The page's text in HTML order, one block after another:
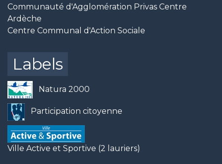
Communauté d'Agglomération Privas Centre
Ardèche
Centre Communal d'Action Sociale
Labels
Natura 2000
Participation citoyenne
Ville Active et Sportive (2 lauriers)